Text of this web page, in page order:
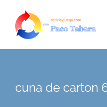
content
cuna de carton